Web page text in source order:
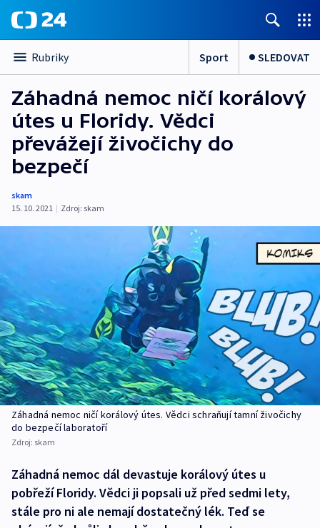
Rubriky Sport SLEDOVAT
Záhadná nemoc ničí korálový
útes u Floridy. Vědci
převážejí živočichy do
bezpečí
skam
15. 10. 2021 | Zdroj: skam
Záhadná nemoc ničí korálový útes. Vědci schraňují tamní živočichy
do bezpečí laboratoří
Zdroj: skam
Záhadná nemoc dál devastuje korálový útes u
pobřeží Floridy. Vědci ji popsali už před sedmi lety,
stále pro ni ale nemají dostatečný lék. Teď se